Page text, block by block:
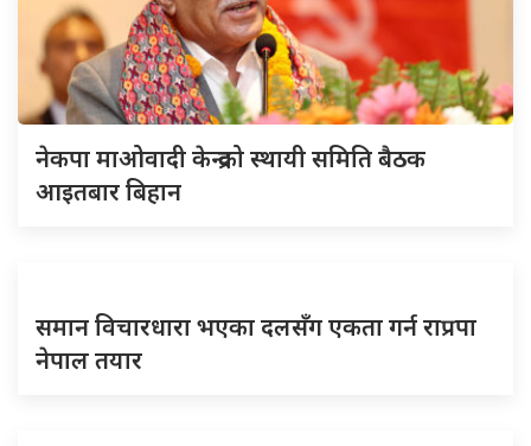
नेकपा माओवादी केन्द्रको स्थायी समिति बैठक
आइतबार बिहान
समान विचारधारा भएका दलसँग एकता गर्न राप्रपा
नेपाल तयार